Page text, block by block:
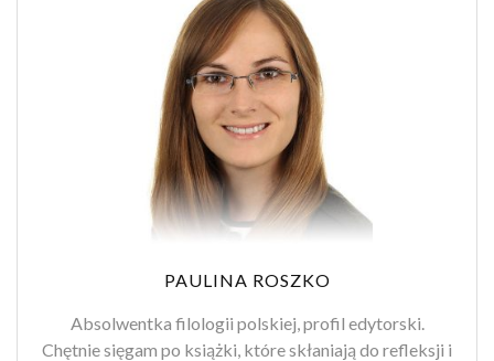
PAULINA ROSZKO
Absolwentka filologii polskiej, profil edytorski.
Chętnie sięgam po książki, które skłaniają do refleksji i